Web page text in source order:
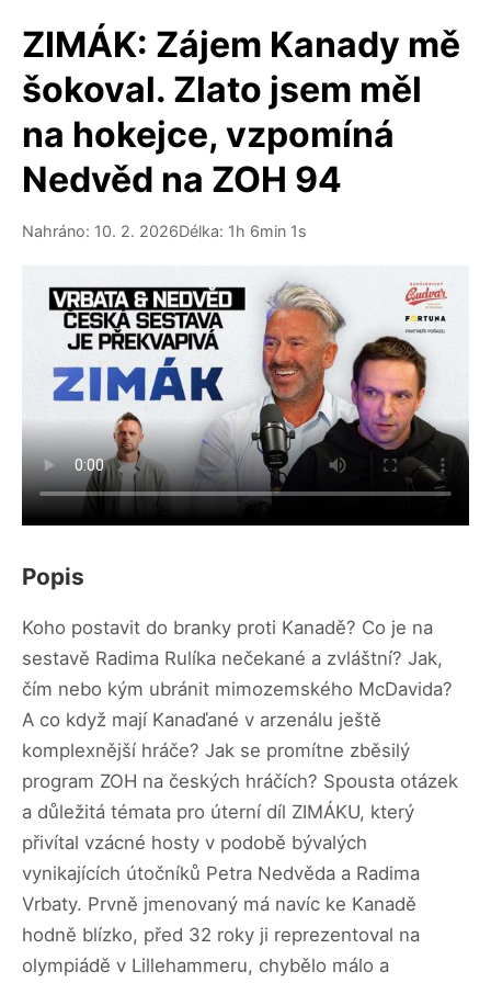
ZIMÁK: Zájem Kanady mě
šokoval. Zlato jsem měl
na hokejce, vzpomíná
Nedvěd na ZOH 94
Nahráno: 10. 2. 2026Délka: 1h 6min 1s
Popis
Koho postavit do branky proti Kanadě? Co je na
sestavě Radima Rulíka nečekané a zvláštní? Jak,
čím nebo kým ubránit mimozemského McDavida?
A co když mají Kanaďané v arzenálu ještě
komplexnější hráče? Jak se promítne zběsilý
program ZOH na českých hráčích? Spousta otázek
a důležitá témata pro úterní díl ZIMÁKU, který
přivítal vzácné hosty v podobě bývalých
vynikajících útočníků Petra Nedvěda a Radima
Vrbaty. Prvně jmenovaný má navíc ke Kanadě
hodně blízko, před 32 roky ji reprezentoval na
olympiádě v Lillehammeru, chybělo málo a